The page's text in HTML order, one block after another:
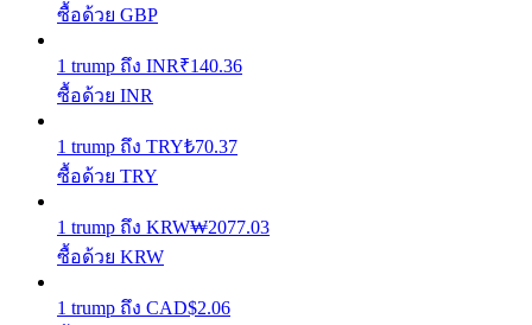
Launchpool
ซื้อด้วย GBP
1 trump ถึง INR₹140.36
ซื้อด้วย INR
1 trump ถึง TRY₺70.37
ซื้อด้วย TRY
1 trump ถึง KRW₩2077.03
ซื้อด้วย KRW
1 trump ถึง CAD$2.06